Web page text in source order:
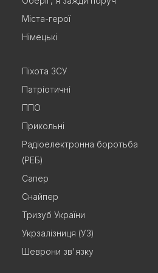
Міста-герої
Німецькі
Піхота ЗСУ
Патріотичні
ППО
Прикольні
Радіоелектронна боротьба
(РЕБ)
Сапер
Снайпер
Тризуб України
Укрзалізниця (УЗ)
Шеврони зв'язку